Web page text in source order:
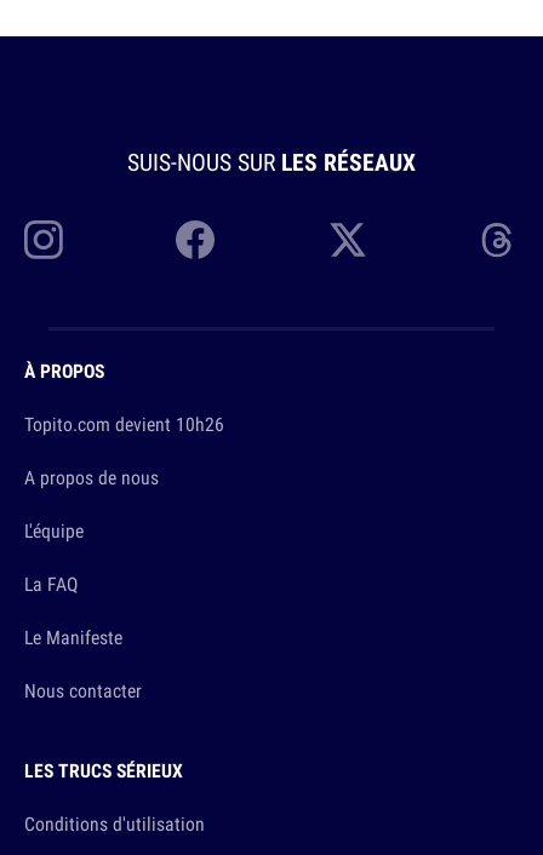
SUIS-NOUS SUR LES RÉSEAUX
À PROPOS
Topito.com devient 10h26
A propos de nous
L'équipe
La FAQ
Le Manifeste
Nous contacter
LES TRUCS SÉRIEUX
Conditions d'utilisation